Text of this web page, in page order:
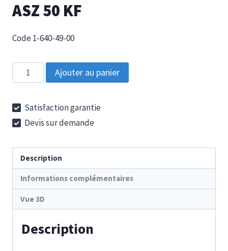
ASZ 50 KF
Code 1-640-49-00
quantité
de
50
KF
Ajouter au panier
Satisfaction garantie
Devis sur demande
Description
Informations complémentaires
Vue 3D
Description